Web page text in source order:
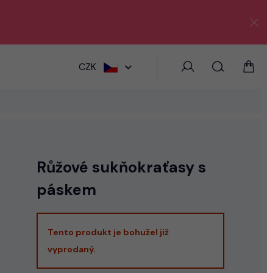
CZK
Růžové sukňokraťasy s
páskem
Tento produkt je bohužel již
vyprodaný.